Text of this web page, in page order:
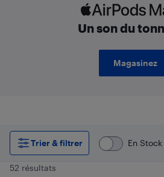
Un son du
Magasinez
Trier & filtrer En Stock
52 résultats